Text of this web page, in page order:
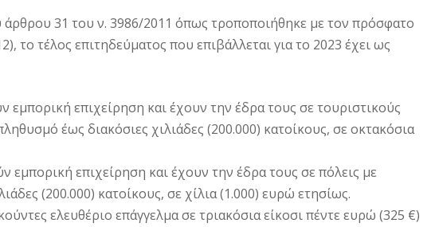
31 του ν. 3986/2011 όπως τροποποιήθηκε με τον πρόσφατο
το τέλος επιτηδεύματος που επιβάλλεται για το 2023 έχει ως
επιχείρηση και έχουν την έδρα τους σε τουριστικούς
έως διακόσιες χιλιάδες (200.000) κατοίκους, σε οκτακόσια
επιχείρηση και έχουν την έδρα τους σε πόλεις με
(200.000) κατοίκους, σε χίλια (1.000) ευρώ ετησίως.
ελευθέριο επάγγελμα σε τριακόσια είκοσι πέντε ευρώ (325 €)